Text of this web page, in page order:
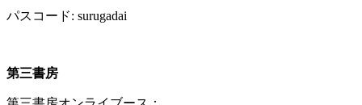
パスコード: surugadai
第三書房